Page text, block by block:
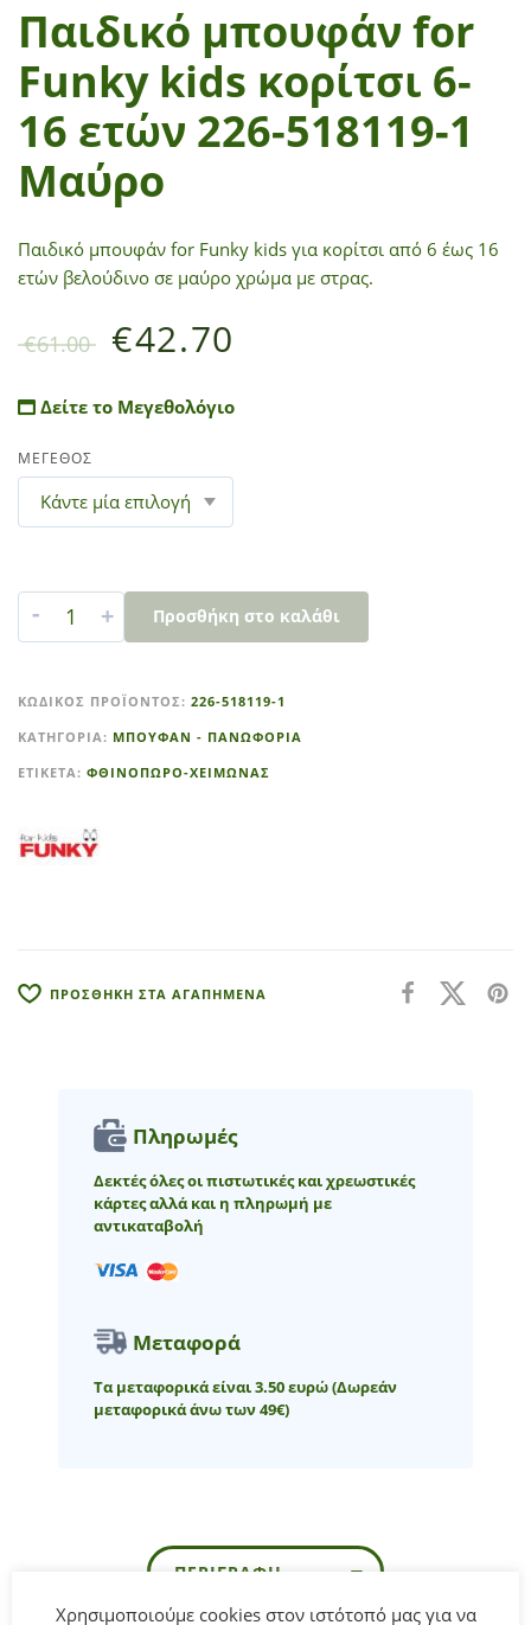
Παιδικό μπουφάν for
Funky kids κορίτσι 6-
16 ετών 226-518119-1
Μαύρο
Παιδικό μπουφάν for Funky kids για κορίτσι από 6 έως 16
ετών βελούδινο σε μαύρο χρώμα με στρας.
€61.00 €42.70
Δείτε το Μεγεθολόγιο
ΜΕΓΕΘΟΣ
- + Προσθήκη στο καλάθι
t
e
r
t
ΚΩΔΙΚΌΣ ΠΡΟΪΌΝΤΟΣ: 226-518119-1
ΚΑΤΗΓΟΡΊΑ: ΜΠΟΥΦΑΝ - ΠΑΝΩΦΟΡΙΑ
ΕΤΙΚΈΤΑ: ΦΘΙΝΟΠΩΡΟ-ΧΕΙΜΩΝΑΣ
ΠΡΟΣΘΗΚΗ ΣΤΑ ΑΓΑΠΗΜΕΝΑ
Πληρωμές
Δεκτές όλες οι πιστωτικές και χρεωστικές
κάρτες αλλά και η πληρωμή με
αντικαταβολή
Μεταφορά
Τα μεταφορικά είναι 3.50 ευρώ(Δωρεάν
μεταφορικά άνω των 49€)
ΠΕΡΙΓΡΑΦΉ
Χρησιμοποιούμε cookies στον ιστότοπό μας για να